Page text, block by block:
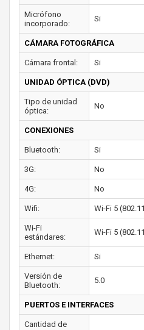
Micrófono
incorporado:
Si
CÁMARA FOTOGRÁFICA
Cámara frontal: Si
UNIDAD ÓPTICA (DVD)
Tipo de unidad
óptica:
No
CONEXIONES
Bluetooth: Si
3G: No
4G: No
Wifi: Wi-Fi 5
Wi-Fi
estándares:
Wi-Fi 5
Ethernet: Si
Versión de
Bluetooth:
5.0
PUERTOS E INTERFACES
Cantidad de